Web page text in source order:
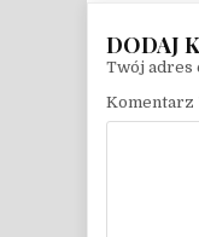
Twój adres
Komentarz